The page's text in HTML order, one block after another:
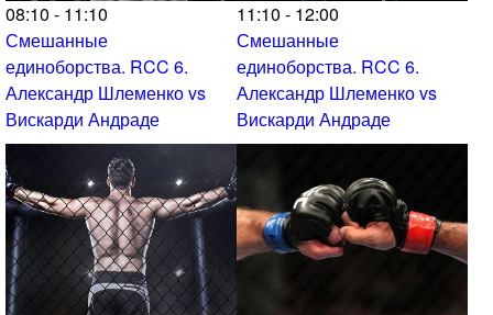
08:10 - 11:10
Смешанные
единоборства. RCC 6.
Александр Шлеменко vs
Вискарди Андраде
11:10 - 12:00
Смешанные
единоборства. RCC 6.
Александр Шлеменко vs
Вискарди Андраде